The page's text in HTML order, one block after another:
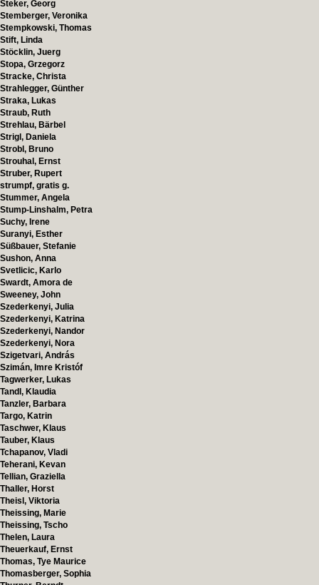
Steker, Georg
Stemberger, Veronika
Stempkowski, Thomas
Stift, Linda
Stöcklin, Juerg
Stopa, Grzegorz
Stracke, Christa
Strahlegger, Günther
Straka, Lukas
Straub, Ruth
Strehlau, Bärbel
Strigl, Daniela
Strobl, Bruno
Strouhal, Ernst
Struber, Rupert
strumpf, gratis g.
Stummer, Angela
Stump-Linshalm, Petra
Suchy, Irene
Suranyi, Esther
Süßbauer, Stefanie
Sushon, Anna
Svetlicic, Karlo
Swardt, Amora de
Sweeney, John
Szederkenyi, Julia
Szederkenyi, Katrina
Szederkenyi, Nandor
Szederkenyi, Nora
Szigetvari, András
Szimán, Imre Kristóf
Tagwerker, Lukas
Tandl, Klaudia
Tanzler, Barbara
Targo, Katrin
Taschwer, Klaus
Tauber, Klaus
Tchapanov, Vladi
Teherani, Kevan
Tellian, Graziella
Thaller, Horst
Theisl, Viktoria
Theissing, Marie
Theissing, Tscho
Thelen, Laura
Theuerkauf, Ernst
Thomas, Tye Maurice
Thomasberger, Sophia